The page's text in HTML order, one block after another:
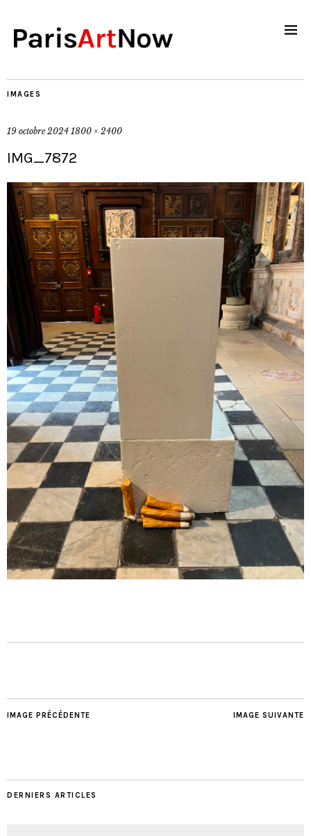
IMAGES
19 octobre 2024 1800 × 2400
IMG_7872
IMAGE SUIVANTE
IMAGE PRÉCÉDENTE
DERNIERS ARTICLES